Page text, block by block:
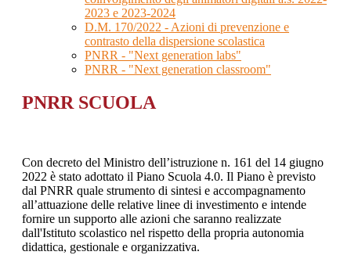
2023 e 2023-2024
D.M. 170/2022 - Azioni di prevenzione e
contrasto della dispersione scolastica
PNRR - "Next generation labs"
PNRR - "Next generation classroom"
PNRR SCUOLA
Con decreto del Ministro dell’istruzione n. 161 del 14 giugno
2022 è stato adottato il Piano Scuola 4.0. Il Piano è previsto
dal PNRR quale strumento di sintesi e accompagnamento
all’attuazione delle relative linee di investimento e intende
fornire un supporto alle azioni che saranno realizzate
dall'Istituto scolastico nel rispetto della propria autonomia
didattica, gestionale e organizzativa.